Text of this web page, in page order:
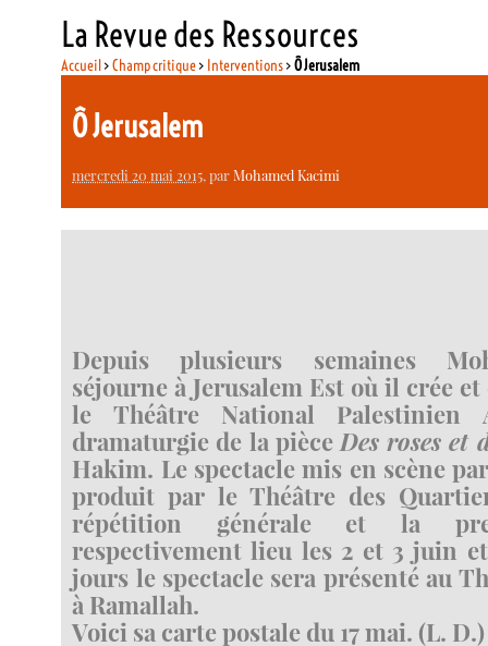
La Revue des Ressources
Accueil>Champ critique> Interventions>Ô Jerusalem
Ô Jerusalem
mercredi 20 mai 2015, parMohamed Kacimi
Depuis plusieurs semaines
séjourne à Jerusalem Est où il crée
le Théâtre National Palestinien
dramaturgie de la pièce Des roses et
Hakim. Le spectacle mis en scène
produit par le Théâtre des
répétition générale et la
respectivement lieu les 2 et 3 juin
jours le spectacle sera présenté au
à Ramallah.
Voici sa carte postale du 17 mai. (L. D.)